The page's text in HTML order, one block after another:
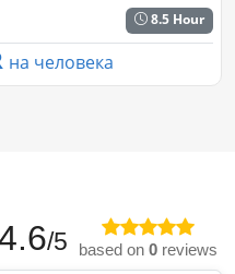
8.5 Hour
на человека
/5 based on 0 reviews